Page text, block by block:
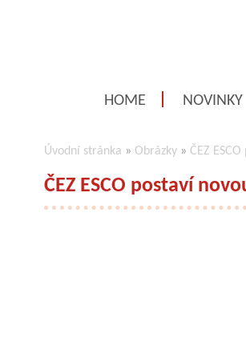
HOME NOVINKY
Úvodní stránka » Obrázky » ČEZ
ČEZ ESCO postaví